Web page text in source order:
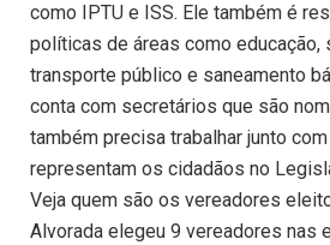
como IPTU e ISS. Ele também é
políticas de áreas como educação,
transporte público e saneamento
conta com secretários que são
também precisa trabalhar junto
representam os cidadãos no
Veja quem são os vereadores
Alvorada elegeu 9 vereadores nas